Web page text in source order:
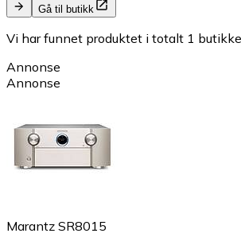
Gå til butikk
Vi har funnet produktet i totalt 1
Annonse
Annonse
Marantz SR8015